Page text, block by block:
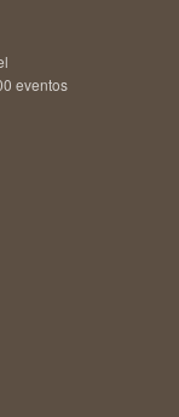
eventos